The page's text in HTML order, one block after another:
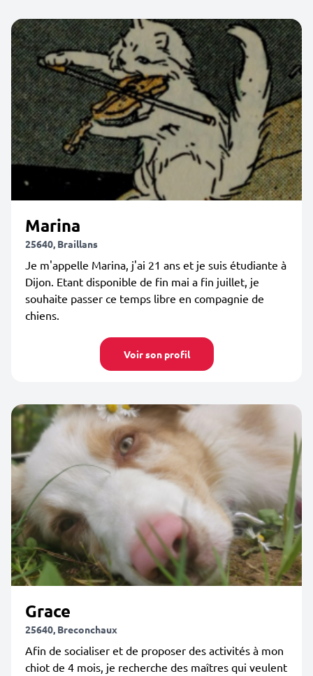
Marina
25640, Braillans
Je m'appelle Marina, j'ai 21 ans et je suis étudiante à
Dijon. Etant disponible de fin mai a fin juillet, je
souhaite passer ce temps libre en compagnie de
chiens.
Voir son profil
Grace
25640, Breconchaux
Afin de socialiser et de proposer des activités à mon
chiot de 4 mois, je recherche des maîtres qui veulent